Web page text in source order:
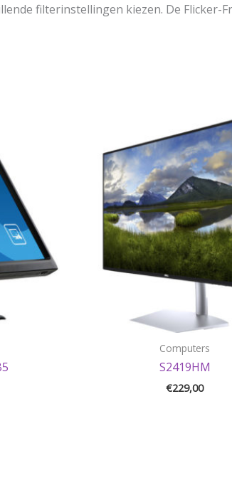
filterinstellingen kiezen. De
Computers
S2419HM
€229,00